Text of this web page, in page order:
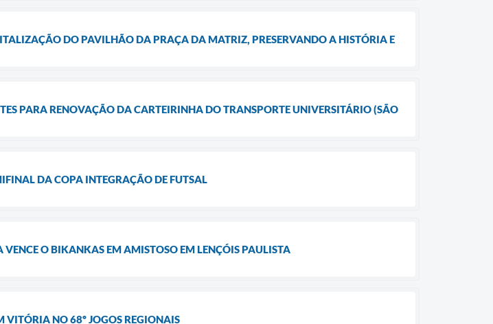
DO PAVILHÃO DA PRAÇA DA MATRIZ, PRESERVANDO A HISTÓRIA E
PARA RENOVAÇÃO DA CARTEIRINHA DO TRANSPORTE UNIVERSITÁRIO (SÃO
DA COPA INTEGRAÇÃO DE FUTSAL
VENCE O BIKANKAS EM AMISTOSO EM LENÇÓIS PAULISTA
VITÓRIA NO 68º JOGOS REGIONAIS